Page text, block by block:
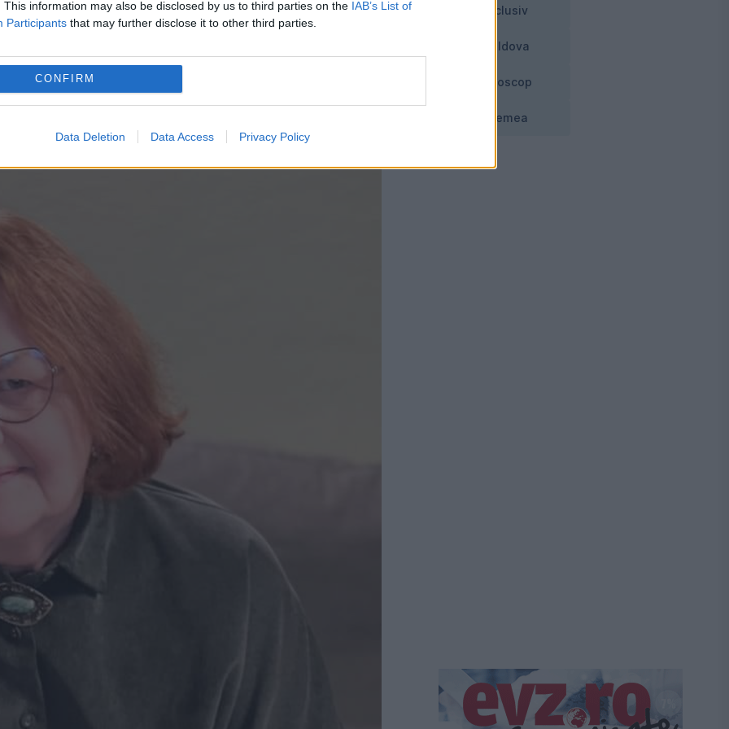
This information may also be disclosed by us to third parties on the IAB’s List of
Participants that may further disclose it to other third parties.
CONFIRM
Data Deletion Data Access Privacy Policy
pe Facebook. O cheamă Mihaela Miroiu și
tirania cancel/woke/pc, iar delațiunea
”, a scris profesorul Adrian Papahagi.
Exclusiv
Moldova
Horoscop
Vremea